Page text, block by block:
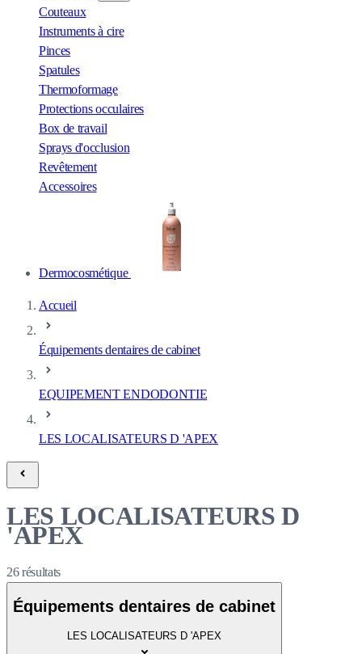
Couteaux
Instruments à cire
Pinces
Spatules
Thermoformage
Protections occulaires
Box de travail
Sprays d'occlusion
Revêtement
Accessoires
Dermocosmétique
Accueil
Équipements dentaires de cabinet
EQUIPEMENT ENDODONTIE
LES LOCALISATEURS D 'APEX
LES LOCALISATEURS D
'APEX
26résultats
Équipements dentaires de cabinet
LES LOCALISATEURS D 'APEX